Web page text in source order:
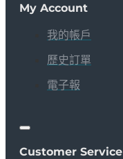
My Account
我的帳戶
歷史訂單
電子報
Customer Service